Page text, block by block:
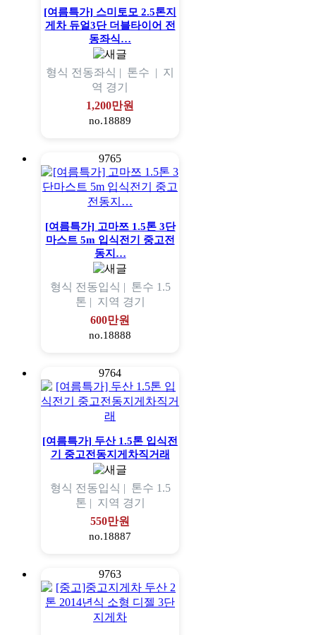
[여름특가] 스미토모 2.5톤지
게차 듀얼3단 더블타이어 전
동좌식…
형식 전동좌식 | 톤수 | 지
역 경기
1,200만원
no.18889
9765
[여름특가] 고마쯔 1.5톤 3단
마스트 5m 입식전기 중고전
동지…
형식 전동입식 | 톤수 1.5
톤 | 지역 경기
600만원
no.18888
9764
[여름특가] 두산 1.5톤 입식전
기 중고전동지게차직거래
형식 전동입식 | 톤수 1.5
톤 | 지역 경기
550만원
no.18887
9763